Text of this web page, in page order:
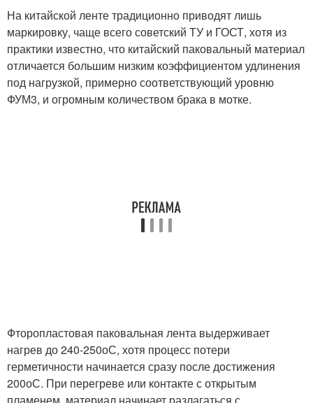
На китайской ленте традиционно приводят лишь
маркировку, чаще всего советский ТУ и ГОСТ, хотя из
практики известно, что китайский паковальный материал
отличается большим низким коэффициентом удлинения
под нагрузкой, примерно соответствующий уровню
ФУМ3, и огромным количеством брака в мотке.
Фторопластовая паковальная лента выдерживает
нагрев до 240-250оС, хотя процесс потери
герметичности начинается сразу после достижения
200оС. При перегреве или контакте с открытым
пламенем, материал начинает разлагаться с